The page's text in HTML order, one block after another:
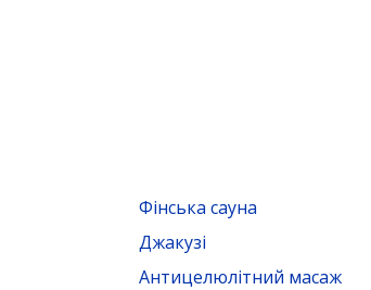
Фінська сауна
Джакузі
Антицелюлітний масаж